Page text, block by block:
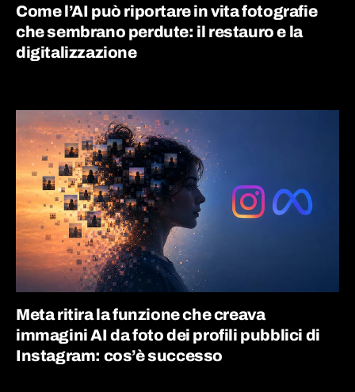
Come l’AI può riportare in vita fotografie
che sembrano perdute: il restauro e la
digitalizzazione
Meta ritira la funzione che creava
immagini AI da foto dei profili pubblici di
Instagram: cos’è successo